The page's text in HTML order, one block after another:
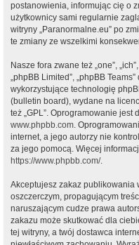
postanowienia, informując cię o
użytkownicy sami regularnie
witryny „Paranormalne.eu” po
te zmiany ze wszelkimi
Nasze fora zwane też „one”,
„phpBB Limited”, „phpBB
wykorzystujące technologię
(bulletin board), wydane na
też „GPL”. Oprogramowanie
www.phpbb.com.
internet, a jego autorzy nie
za jego pomocą. Więcej
https://www.phpbb.com/.
Akceptujesz zakaz publikowania
oszczerczym, propagującym
naruszającym cudze prawa
zakazu może skutkować dla
tej witryny, a twój dostawca